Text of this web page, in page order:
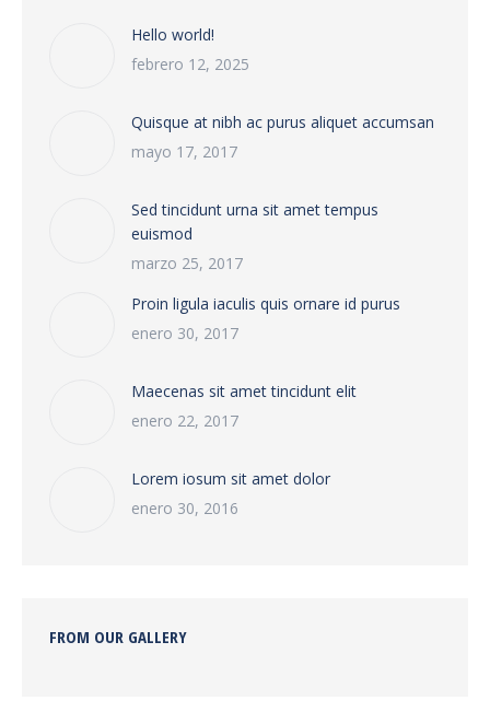
Hello world!
febrero 12, 2025
Quisque at nibh ac purus aliquet accumsan
mayo 17, 2017
Sed tincidunt urna sit amet tempus
euismod
marzo 25, 2017
Proin ligula iaculis quis ornare id purus
enero 30, 2017
Maecenas sit amet tincidunt elit
enero 22, 2017
Lorem iosum sit amet dolor
enero 30, 2016
FROM OUR GALLERY